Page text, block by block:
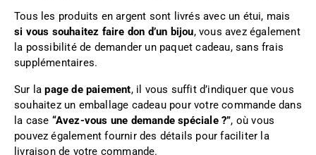
Tous les produits en argent sont livrés avec un étui, mais
si vous souhaitez faire don d’un bijou, vous avez également
la possibilité de demander un paquet cadeau, sans frais
supplémentaires.
Sur lapage de paiement, il vous suffit d’indiquer que vous
souhaitez un emballage cadeau pour votre commande dans
la case “Avez-vous une demande spéciale ?”, où vous
pouvez également fournir des détails pour faciliter la
livraison de votre commande.